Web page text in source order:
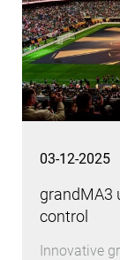
03-12-2025
grandMA3
control
Innovative